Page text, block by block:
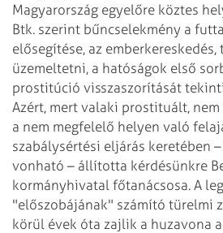
Magyarország egyelőre köztes
Btk. szerint bűncselekmény a
elősegítése, az
üzemeltetni, a hatóságok első
prostitúció visszaszorítását
Azért, mert valaki prostituált,
a nem megfelelő helyen való
szabálysértési eljárás keretében
vonható – állította kérdésünkre
kormányhivatal főtanácsosa. A
"előszobájának" számító türelmi
körül évek óta zajlik a huzavona